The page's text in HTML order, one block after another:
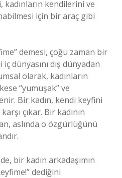
kadınların kendilerini ve
için bir araç gibi
demesi, çoğu zaman bir
dünyasını dış dünyadan
olarak, kadınların
“yumuşak” ve
Bir kadın, kendi keyfini
çıkar. Bir kadının
aslında o özgürlüğünü
bir kadın arkadaşımın
dediğini